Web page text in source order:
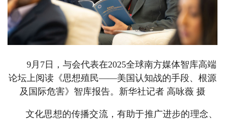
9月7日，与会代表在2025全球南方媒体智库高端
论坛上阅读《思想殖民——美国认知战的手段、根源
及国际危害》智库报告。新华社记者 高咏薇 摄
文化思想的传播交流，有助于推广进步的理念、